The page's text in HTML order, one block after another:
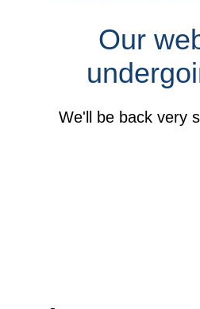
Our
We'll be back very